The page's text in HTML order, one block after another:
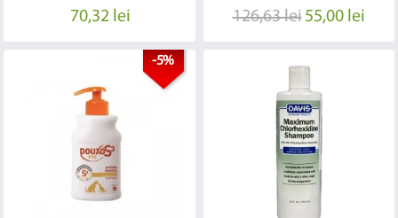
70,32 lei 126,63 lei 55,00 lei
-5%